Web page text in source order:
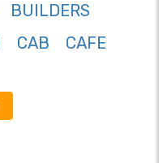
BUILDERS
CAB
CAFE